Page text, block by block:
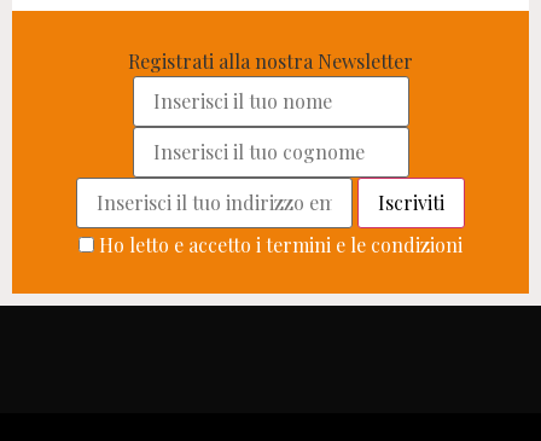
Registrati alla nostra Newsletter
Ho letto e accetto i termini e le condizioni